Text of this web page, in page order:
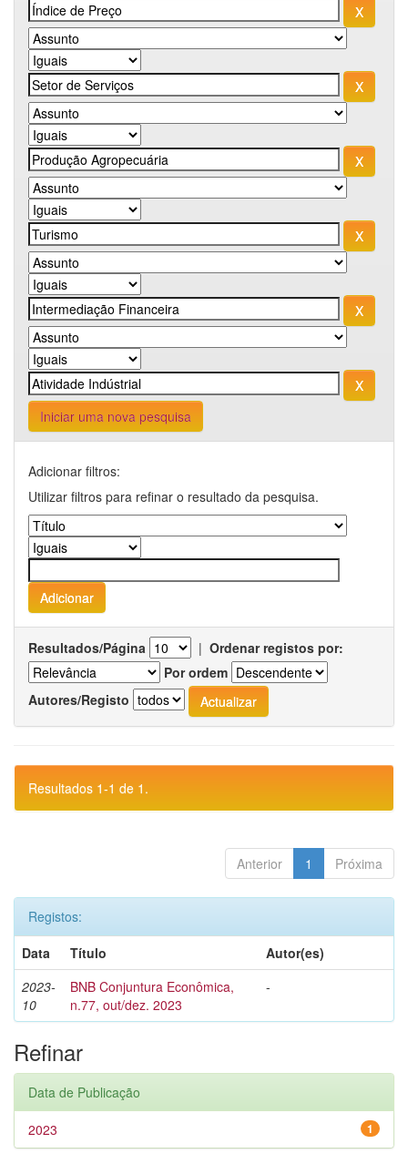
Iniciar uma nova pesquisa
Adicionar filtros:
Utilizar filtros para refinar o resultado da pesquisa.
Resultados/Página | Ordenar registos por:
Por ordem
Autores/Registo
Resultados 1-1 de 1.
Anterior 1 Próxima
Registos:
Data
Título
Autor(es)
2023-
10
BNB Conjuntura Econômica,
n.77, out/dez. 2023
-
Refinar
Data de Publicação
1
2023